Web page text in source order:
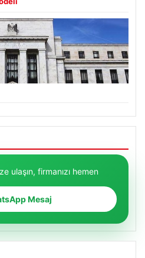
ulaşın, firmanızı hemen
Mesaj